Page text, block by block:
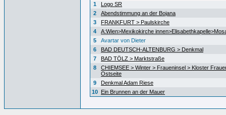
1
Logo SR
2
Abendstimmung an der Bojana
3
FRANKFURT > Paulskirche
4
A:Wien>Mexikokirche
5
Avartar von Dieter
6
BAD DEUTSCH-ALTENBURG > Denkmal
7
BAD TÖLZ > Marktstraße
8
CHIEMSEE > Winter > Fraueninsel > Kloster
Ostseite
9
Denkmal Adam Riese
10 Ein Brunnen an der Mauer